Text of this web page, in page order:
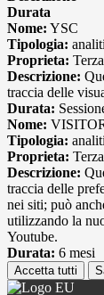
Durata
Nome: YSC
Tipologia:
Proprieta:
Descrizione:
traccia delle
Durata:
Nome:
Tipologia:
Proprieta:
Descrizione:
traccia delle
nei siti; può
utilizzando la
Youtube.
Durata: 6 mesi
Accetta tutti